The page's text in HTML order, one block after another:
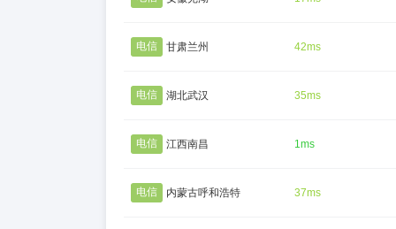
电信 甘肃兰州 42ms
电信 湖北武汉 35ms
电信 江西南昌 1ms
电信 内蒙古呼和浩特 37ms